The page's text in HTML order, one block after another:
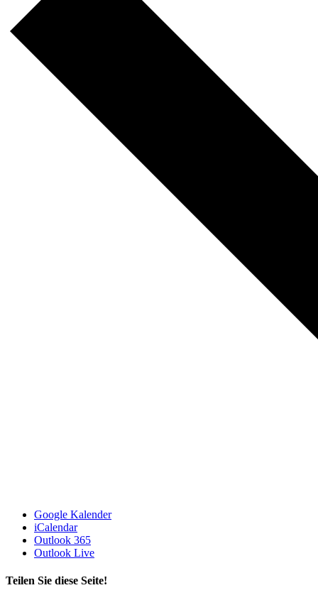
Google Kalender
iCalendar
Outlook 365
Outlook Live
Teilen Sie diese Seite!